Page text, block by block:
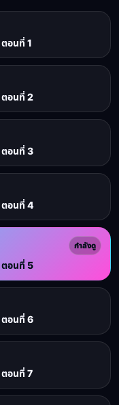
อนที่ 1
ตอนที่ 2
ตอนที่ 3
ตอนที่ 4
กำลังดู
ตอนที่ 5
ตอนที่ 6
ตอนที่ 7